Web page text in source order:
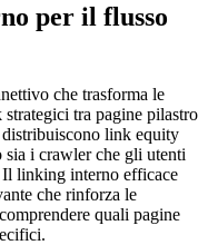
per il flusso
che trasforma le
tra pagine pilastro
distribuiscono link equity
sia i crawler che gli utenti
Il linking interno efficace
che rinforza le
quali pagine